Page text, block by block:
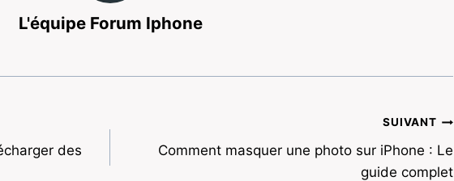
L'équipe Forum Iphone
des
SUIVANT
Comment masquer une photo sur iPhone : Le
guide complet